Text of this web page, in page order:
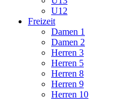
U12
Freizeit
Damen 1
Damen 2
Herren 3
Herren 5
Herren 8
Herren 9
Herren 10